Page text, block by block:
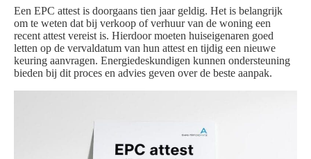
Een EPC attest is doorgaans tien jaar geldig. Het is belangrijk
om te weten dat bij verkoop of verhuur van de woning een
recent attest vereist is. Hierdoor moeten huiseigenaren goed
letten op de vervaldatum van hun attest en tijdig een nieuwe
keuring aanvragen. Energiedeskundigen kunnen ondersteuning
bieden bij dit proces en advies geven over de beste aanpak.